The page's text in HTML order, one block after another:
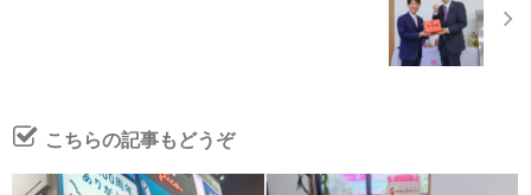
こちらの記事もどうぞ